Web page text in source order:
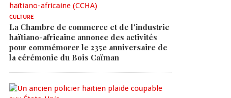
CULTURE
La Chambre de commerce et de l'industrie
haïtiano-africaine annonce des activités
pour commémorer le 235e anniversaire de
la cérémonie du Bois Caïman